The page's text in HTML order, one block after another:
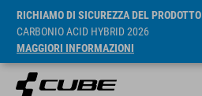
RICHIAMO DI SICUREZZA DEL PRODOTTO
CARBONIO ACID HYBRID 2026
MAGGIORI INFORMAZIONI